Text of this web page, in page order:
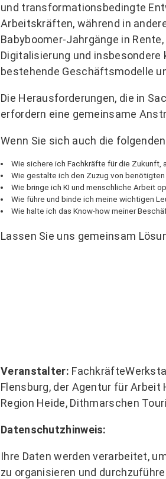
und transformationsbedingte
Arbeitskräften, während in
Babyboomer-Jahrgänge in
Digitalisierung und
bestehende Geschäftsmodelle
Die Herausforderungen, die in
erfordern eine gemeinsame
Wenn Sie sich auch die
Wie sichere ich Fachkräfte für die Zukunft,
Wie gestalte ich den Zuzug von benötigten
Wie bringe ich KI und menschliche Arbeit
Wie führe und binde ich meine wichtigen
Wie halte ich das Know-how meiner
Lassen Sie uns gemeinsam
Veranstalter:
Flensburg, der Agentur für Arbeit
Region Heide, Dithmarschen
Datenschutzhinweis:
Ihre Daten werden verarbeitet,
zu organisieren und